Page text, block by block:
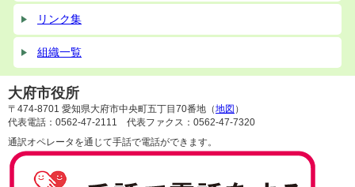
リンク集
組織一覧
大府市役所
〒474-8701 愛知県大府市中央町五丁目70番地（地図 ）
代表電話：0562-47-2111 代表ファクス：0562-47-7320
通訳オペレータを通じて手話で電話ができます。